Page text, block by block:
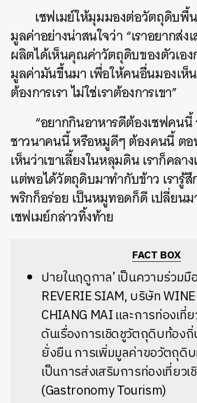
เชฟเมย์ให้มุมมองต่อวัตถุดิบพื้
มูลค่าอย่างน่าสนใจว่า “เราอยากส่
ผลิตได้เห็นคุณค่าวัตถุดิบของตัวเอ
มูลค่ามันขึ้นมา เพื่อให้คนอื่นมองเห็
ต้องการเรา ไม่ใช่เราต้องการเขา”
“อยากกินอาหารดีต้องเชฟคน
ชาวนาคนนี้ หรือหมูดีๆ ต้องคนนี้ ตอ
เห็นว่าเขาเลี้ยงในหลุมดิน เราก็คล
แต่พอได้วัตถุดิบมาทำกับข้าว เรารู้
พริกก็อร่อย เป็นหมูทอดก็ดี เปลี่ยนม
เชฟเมย์กล่าวทิ้งท้าย
FACT BOX
ปายในฤดูกาล’ เป็นความร่วมมื
REVERIE SIAM, บริษัท
CHIANG MAI และการท่องเ
ดันเรื่องการเชิดชูวัตถุดิบท้อง
ยั่งยืน การเพิ่มมูลค่าขอวัตถุดิ
เป็นการส่งเสริมการท่องเที่ยวเ
(Gastronomy Tourism)